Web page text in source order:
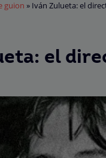
guion » Iván Zulueta: el
el